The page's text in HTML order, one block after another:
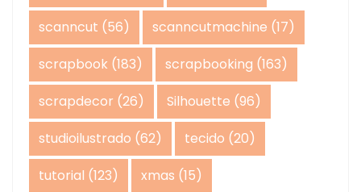
scanncut (56) scanncutmachine (17)
scrapbook (183) scrapbooking (163)
scrapdecor (26) Silhouette (96)
studioilustrado (62) tecido (20)
tutorial (123) xmas (15)